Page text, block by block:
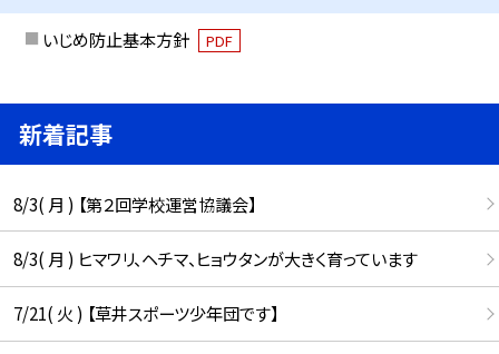
いじめ防止基本方針 PDF
新着記事
8/3( 月 ) 【第２回学校運営協議会】
8/3( 月 ) ヒマワリ、ヘチマ、ヒョウタンが大きく育っています
7/21( 火 ) 【草井スポーツ少年団です】